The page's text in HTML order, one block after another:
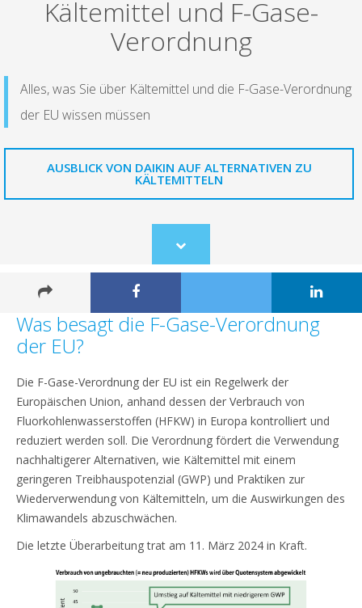
Kältemittel und F-Gase-
Verordnung
Alles, was Sie über Kältemittel und die F-Gase-Verordnung
der EU wissen müssen
AUSBLICK VON DAIKIN AUF ALTERNATIVEN ZU
KÄLTEMITTELN
Scroll
to
Was besagt die F-Gase-Verordnung
der EU?
Die F-Gase-Verordnung der EU ist ein Regelwerk der
Europäischen Union, anhand dessen der Verbrauch von
Fluorkohlenwasserstoffen (HFKW) in Europa kontrolliert und
reduziert werden soll. Die Verordnung fördert die Verwendung
nachhaltigerer Alternativen, wie Kältemittel mit einem
geringeren Treibhauspotenzial (GWP) und Praktiken zur
Wiederverwendung von Kältemitteln, um die Auswirkungen des
Klimawandels abzuschwächen.
Die letzte Überarbeitung trat am 11. März 2024 in Kraft.